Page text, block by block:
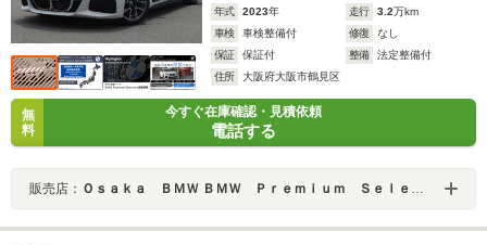
年式 2023年 走行 3.2万km
車検
車検整備付 修復
なし
保証
保証付 整備
法定整備付
住所
大阪府大阪市鶴見区
無
料
今すぐ在庫確認・見積依頼
電話する
販売店： Ｏｓａｋａ ＢＭＷ ＢＭＷ Ｐｒｅｍｉｕｍ Ｓｅｌｅｃｔｉｏｎ 城東鶴見